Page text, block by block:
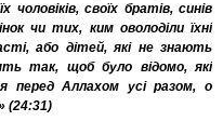
чоловіків, своїх братів, синів
чи тих, ким оволоділи їхні
або дітей, які не знають
так, щоб було відомо, які
перед Аллахом усі разом, о
(24:31)